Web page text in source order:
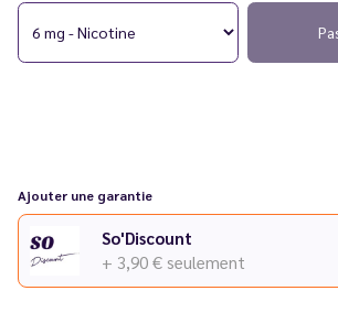
Vous rencontrez un souci avec votre
Ajouter une garantie
So'Discount
+ 3,90 € seulement